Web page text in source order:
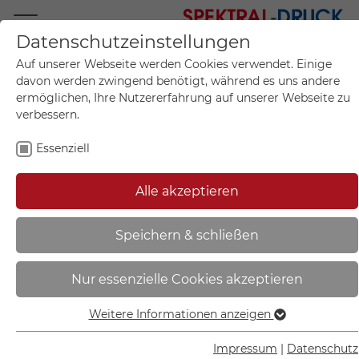
Mo.-Fr. 09:00-17:00
+49 (0)711 55 75 25
Mein Konto
Mein Warenkorb
Sie sind hier: Start
Gebotsschild | Verschlossen halten
- 21.A7460
Datenschutzeinstellungen
Auf unserer Webseite werden Cookies verwendet. Einige
davon werden zwingend benötigt, während es uns andere
ermöglichen, Ihre Nutzererfahrung auf unserer Webseite zu
verbessern.
Essenziell
Alle akzeptieren
Speichern & schließen
Nur essenzielle Cookies akzeptieren
Essenziell
Essenzielle Cookies werden für grundlegende Funktionen
Weitere Informationen anzeigen
Impressum Datenschutz